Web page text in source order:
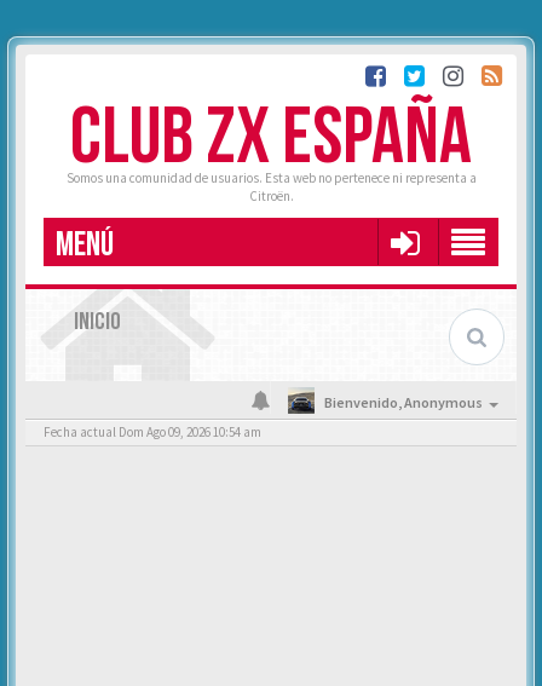
CLUB ZX ESPAÑA
Somos una comunidad de usuarios. Esta web no pertenece ni representa a
Citroën.
MENÚ
INICIO
Bienvenido,Anonymous
Fecha actual Dom Ago 09, 2026 10:54 am